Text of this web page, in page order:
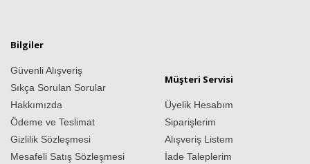
Bilgiler
Güvenli Alışveriş
Sıkça Sorulan Sorular
Hakkımızda
Ödeme ve Teslimat
Gizlilik Sözleşmesi
Mesafeli Satış Sözleşmesi
Müşteri Servisi
Üyelik Hesabım
Siparişlerim
Alışveriş Listem
İade Taleplerim